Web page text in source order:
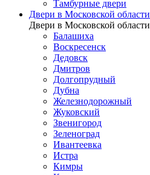
Тамбурные двери
Двери в Московской области
Двери в Московской области
Балашиха
Воскресенск
Дедовск
Дмитров
Долгопрудный
Дубна
Железнодорожный
Жуковский
Звенигород
Зеленоград
Ивантеевка
Истра
Кимры